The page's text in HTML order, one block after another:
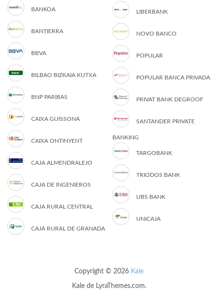
BANKOA
BANTIERRA
BBVA
BILBAO BIZKAIA KUTXA
BNP PARIBAS
CAIXA GUISSONA
CAIXA ONTINYENT
CAJA ALMENDRALEJO
CAJA DE INGENIEROS
CAJA RURAL CENTRAL
CAJA RURAL DE GRANADA
LIBERBANK
NOVO BANCO
POPULAR
POPULAR BANCA PRIVADA
PRIVAT BANK DEGROOF
SANTANDER PRIVATE
BANKING
TARGOBANK
TRIODOS BANK
UBS BANK
UNICAJA
Copyright © 2026 Kale
Kalede LyraThemes.com.